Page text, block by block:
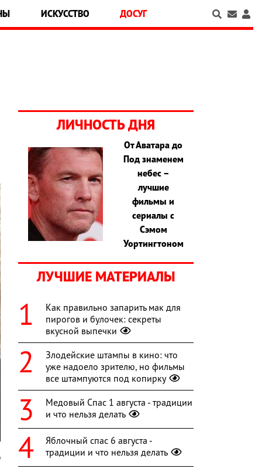
ИСКУССТВО ДОСУГ
ЛИЧНОСТЬ ДНЯ
От Аватара до
Под знаменем
небес –
лучшие
фильмы и
сериалы с
Сэмом
Уортингтоном
ЛУЧШИЕ МАТЕРИАЛЫ
Как правильно запарить мак для
пирогов и булочек: секреты
вкусной выпечки
Злодейские штампы в кино: что
уже надоело зрителю, но фильмы
все штампуются под копирку
Медовый Спас 1 августа - традиции
и что нельзя делать
Яблочный спас 6 августа -
традиции и что нельзя делать